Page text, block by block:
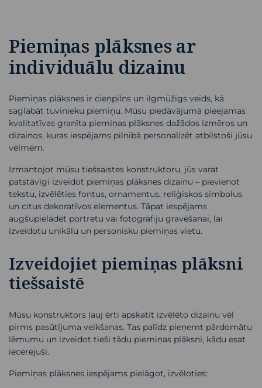
Piemiņas plāksnes ar
individuālu dizainu
Piemiņas plāksnes ir cieņpilns un ilgmūžīgs veids, kā
saglabāt tuvinieku piemiņu. Mūsu piedāvājumā pieejamas
kvalitatīvas granīta piemiņas plāksnes dažādos izmēros un
dizainos, kuras iespējams pilnībā personalizēt atbilstoši jūsu
vēlmēm.
Izmantojot mūsu tiešsaistes konstruktoru, jūs varat
patstāvīgi izveidot piemiņas plāksnes dizainu – pievienot
tekstu, izvēlēties fontus, ornamentus, reliģiskos simbolus
un citus dekoratīvos elementus. Tāpat iespējams
augšupielādēt portretu vai fotogrāfiju gravēšanai, lai
izveidotu unikālu un personisku piemiņas vietu.
Izveidojiet piemiņas plāksni
tiešsaistē
Mūsu konstruktors ļauj ērti apskatīt izvēlēto dizainu vēl
pirms pasūtījuma veikšanas. Tas palīdz pieņemt pārdomātu
lēmumu un izveidot tieši tādu piemiņas plāksni, kādu esat
iecerējuši.
Piemiņas plāksnes iespējams pielāgot, izvēloties: